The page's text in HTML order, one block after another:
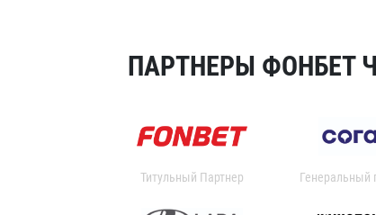
ПАРТНЕРЫ ФОНБЕТ
Титульный Партнер Генеральный